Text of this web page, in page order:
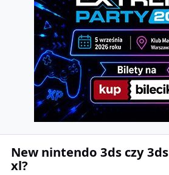
New nintendo 3ds czy 3ds
xl?